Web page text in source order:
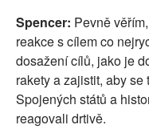
Spencer: Pevně
reakce s cílem co
dosažení cílů, jako je
rakety a zajistit, aby
Spojených států a
reagovali drtivě.